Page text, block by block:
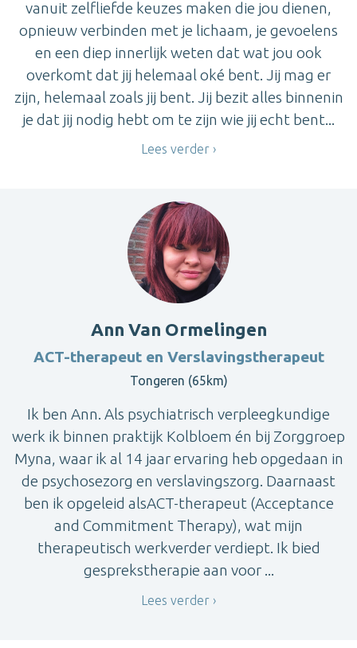
vanuit zelfliefde keuzes maken die jou dienen,
opnieuw verbinden met je lichaam, je gevoelens
en een diep innerlijk weten dat wat jou ook
overkomt dat jij helemaal oké bent. Jij mag er
zijn, helemaal zoals jij bent. Jij bezit alles binnenin
je dat jij nodig hebt om te zijn wie jij echt bent...
Lees verder
Ann Van Ormelingen
ACT-therapeut en Verslavingstherapeut
Tongeren (65km)
Ik ben Ann. Als psychiatrisch verpleegkundige
werk ik binnen praktijk Kolbloem én bij Zorggroep
Myna, waar ik al 14 jaar ervaring heb opgedaan in
de psychosezorg en verslavingszorg. Daarnaast
ben ik opgeleid alsACT-therapeut (Acceptance
and Commitment Therapy), wat mijn
therapeutisch werkverder verdiept. Ik bied
gesprekstherapie aan voor ...
Lees verder